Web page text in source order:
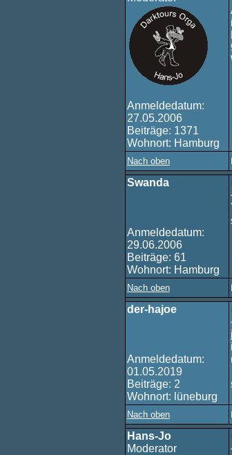
Anmeldedatum:
27.05.2006
Beiträge: 1371
Wohnort: Hamburg
Nach oben
Swanda
Anmeldedatum:
29.06.2006
Beiträge: 61
Wohnort: Hamburg
Nach oben
der-hajoe
Anmeldedatum:
01.05.2019
Beiträge: 2
Wohnort: lüneburg
Nach oben
Hans-Jo
Moderator